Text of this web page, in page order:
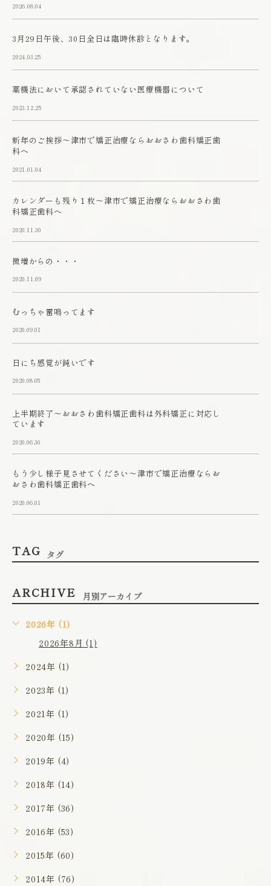
2026.08.04
3月29日午後、30日全日は臨時休診となります。
2024.03.25
薬機法において承認されていない医療機器について
2023.12.25
新年のご挨拶～津市で矯正治療ならおおさわ歯科矯正歯
科へ
2021.01.04
カレンダーも残り１枚～津市で矯正治療ならおおさわ歯
科矯正歯科へ
2020.11.30
微増からの・・・
2020.11.09
むっちゃ雷鳴ってます
2020.09.01
日にち感覚が鈍いです
2020.08.05
上半期終了～おおさわ歯科矯正歯科は外科矯正に対応し
ています
2020.06.30
もう少し様子見させてください～津市で矯正治療ならお
おさわ歯科矯正歯科へ
2020.06.01
TAG タグ
ARCHIVE 月別アーカイブ
2026年 (1)
2026年8月 (1)
2024年 (1)
2023年 (1)
2021年 (1)
2020年 (15)
2019年 (4)
2018年 (14)
2017年 (36)
2016年 (53)
2015年 (60)
2014年 (76)